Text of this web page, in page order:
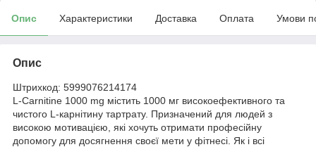
Опис Характеристики Доставка Оплата Умови
Опис
Штрихкод: 5999076214174
L-Carnitine 1000 mg містить 1000 мг високоефективного та
чистого L-карнітину тартрату. Призначений для людей з
високою мотивацією, які хочуть отримати професійну
допомогу для досягнення своєї мети у фітнесі. Як і всі